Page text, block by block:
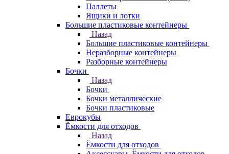
Паллеты
Ящики и лотки
Большие пластиковые контейнеры
Назад
Большие пластиковые контейнеры
Неразборные контейнеры
Разборные контейнеры
Бочки
Назад
Бочки
Бочки металлические
Бочки пластиковые
Еврокубы
Ёмкости для отходов
Назад
Ёмкости для отходов